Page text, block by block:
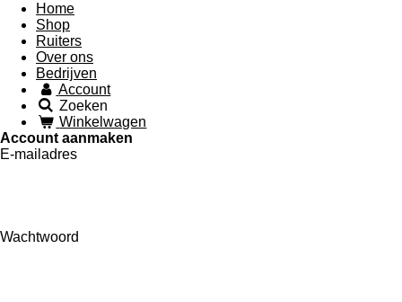
Home
Shop
Ruiters
Over ons
Bedrijven
Account
Zoeken
Winkelwagen
Account aanmaken
E-mailadres
Wachtwoord